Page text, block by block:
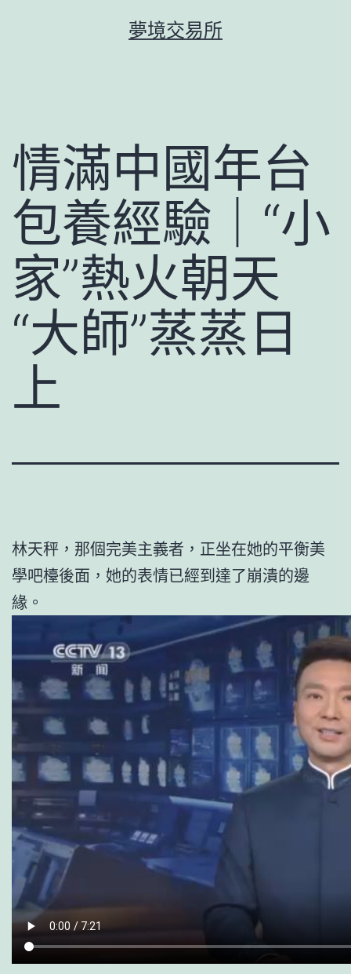
夢境交易所
情滿中國年台
包養經驗｜“小
家”熱火朝天
“大師”蒸蒸日
上
林天秤，那個完美主義者，正坐在她的平衡美
學吧檯後面，她的表情已經到達了崩潰的邊
緣。